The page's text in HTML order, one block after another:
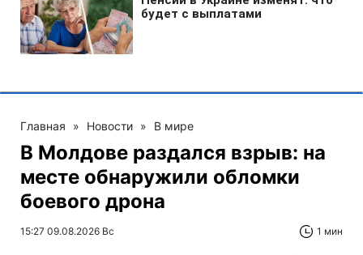
Главная » Новости » В мире
В Молдове раздался взрыв: на
месте обнаружили обломки
боевого дрона
15:27 09.08.2026 Вс 1 мин